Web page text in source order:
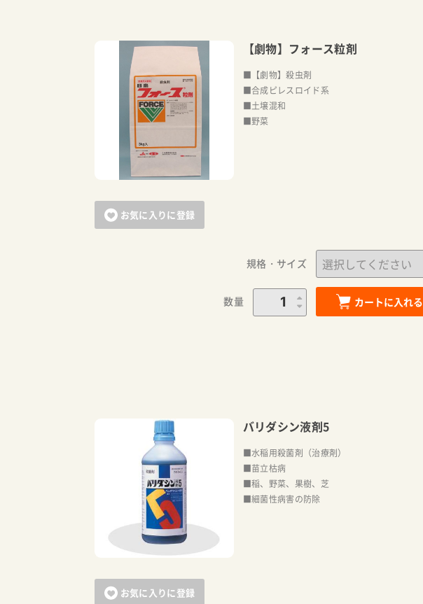
お気に入りに登録
【劇物】フォース粒剤
■【劇物】殺虫剤
■合成ピレスロイド系
■土壌混和
■野菜
規格・サイズ
数量 カートに入れる
お気に入りに登録
バリダシン液剤5
■水稲用殺菌剤（治療剤）
■苗立枯病
■稲、野菜、果樹、芝
■細菌性病害の防除